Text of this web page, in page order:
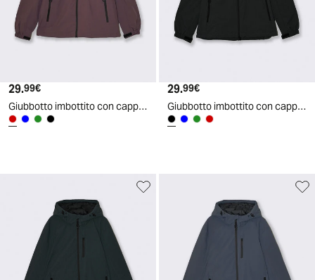
Prezzo attuale
29.99€
Giubbotto imbottito con cappuccio e cerniera - Bordeaux
Prezzo attuale
29.99€
Giubbotto imbottito con cappuccio e cerniera - Nero